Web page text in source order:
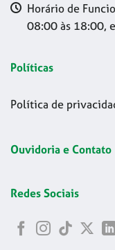
Horário de
08:00 às 18:00,
Políticas
Política de
Ouvidoria e Contato
Redes Sociais